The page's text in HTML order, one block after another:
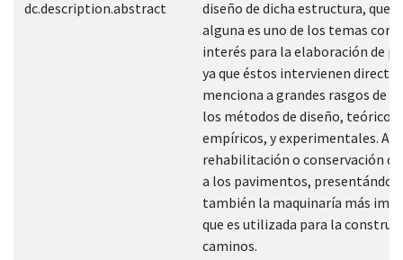
dc.description.abstract
diseño de dicha estructura, que
alguna es uno de los temas con
interés para la elaboración de
ya que éstos intervienen
menciona a grandes rasgos de
los métodos de diseño, teóricos,
empíricos, y experimentales. Así
rehabilitación o conservación
a los pavimentos,
también la maquinaría más
que es utilizada para la
caminos.